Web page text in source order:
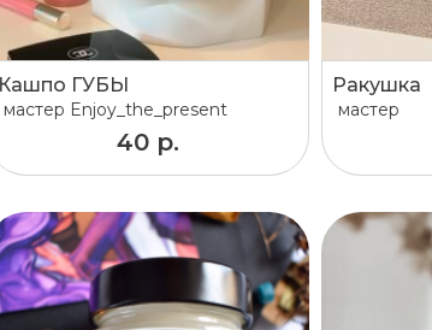
Кашпо ГУБЫ
мастер Enjoy_the_present
40 р.
Ракушка
мастер